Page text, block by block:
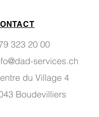
323 20 00
services.ch
du Village 4
Boudevilliers